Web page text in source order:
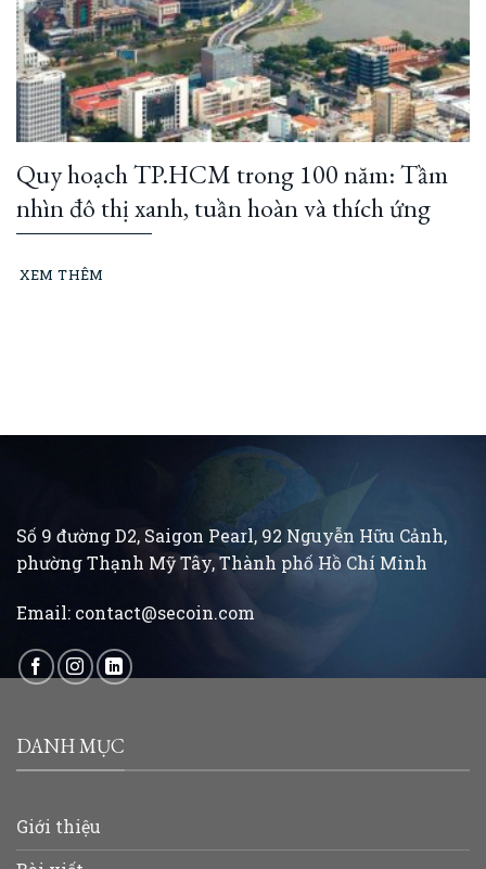
Quy hoạch TP.HCM trong 100 năm: Tầm
nhìn đô thị xanh, tuần hoàn và thích ứng
XEM THÊM
Số 9 đường D2, Saigon Pearl, 92 Nguyễn Hữu Cảnh,
phường Thạnh Mỹ Tây, Thành phố Hồ Chí Minh
Email: contact@secoin.com
DANH MỤC
Giới thiệu